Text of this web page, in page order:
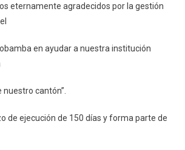
eternamente agradecidos por la gestión
en ayudar a nuestra institución
cantón”.
de ejecución de 150 días y forma parte de